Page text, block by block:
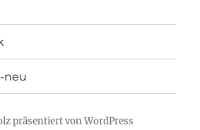
neu
präsentiert von WordPress